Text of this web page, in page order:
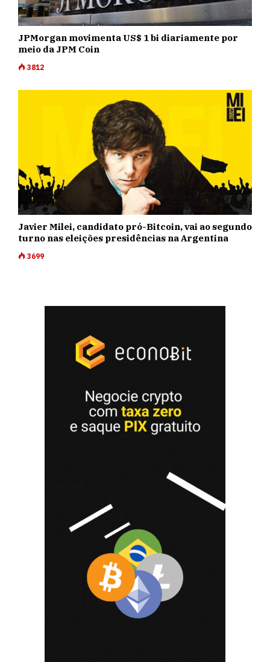
JPMorgan movimenta US$ 1 bi diariamente por
meio da JPM Coin
3812
Javier Milei, candidato pró-Bitcoin, vai ao segundo
turno nas eleições presidências na Argentina
3699